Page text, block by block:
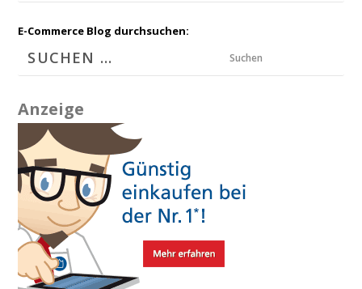
E-Commerce Blog durchsuchen:
Suchen
Anzeige